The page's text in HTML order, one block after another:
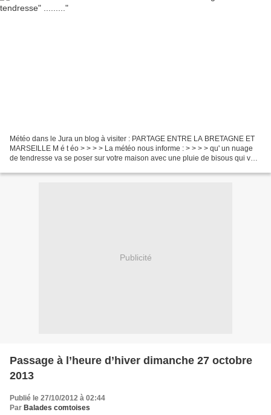
Météo dans le Jura un blog à visiter : PARTAGE ENTRE LA BRETAGNE ET
MARSEILLE M é t éo > > > > La météo nous informe : > > > > qu' un nuage
de tendresse va se poser sur votre maison avec une pluie de bisous qui va
Publicité
Passage à l’heure d’hiver dimanche 27 octobre
2013
Publié le 27/10/2012 à 02:44
Par Balades comtoises